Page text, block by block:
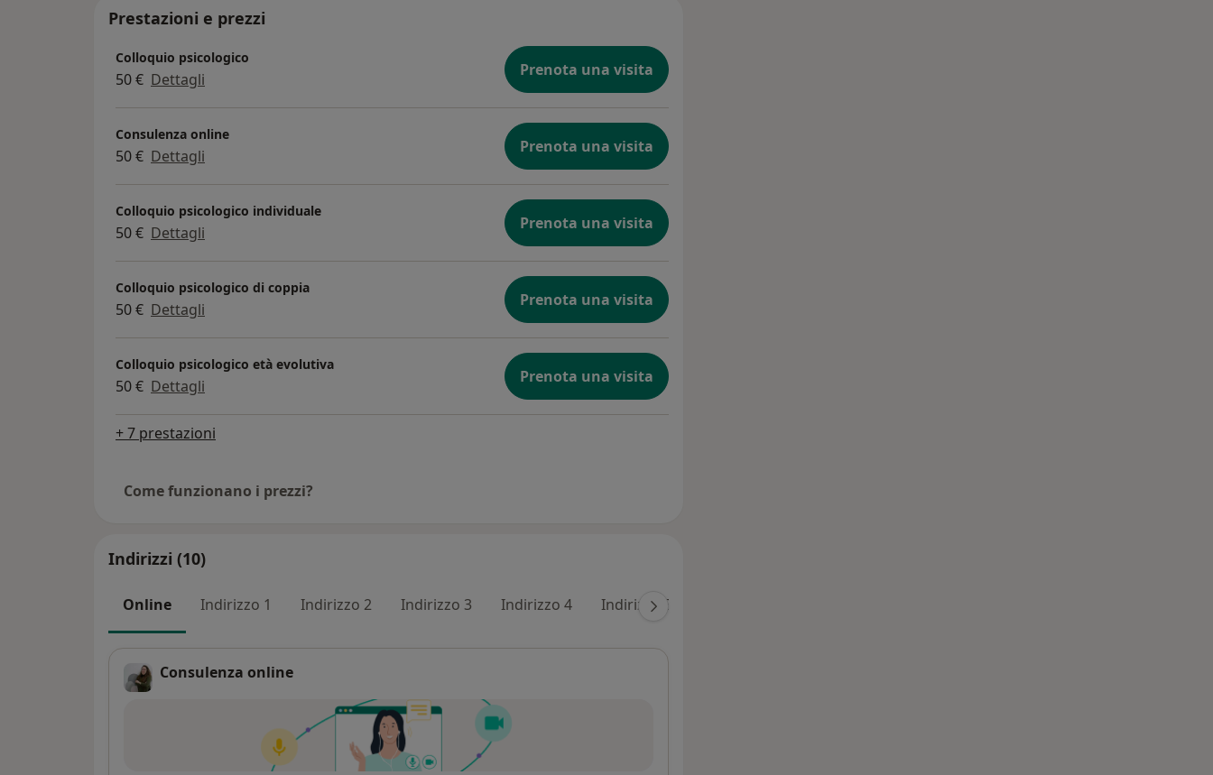
insieme data e orario dell’appuntamento.
Prestazioni e prezzi
Colloquio psicologico
50 € Dettagli Prenota una visita
Consulenza online
50 € Dettagli Prenota una visita
Colloquio psicologico individuale
50 € Dettagli Prenota una visita
Colloquio psicologico di coppia
50 € Dettagli Prenota una visita
Colloquio psicologico età evolutiva
50 € Dettagli Prenota una visita
+ 7 prestazioni
Come funzionano i prezzi?
Indirizzi (10)
Online Indirizzo 1 Indirizzo 2 Indirizzo 3 Indirizzo 4 Indirizzo 5
Consulenza online